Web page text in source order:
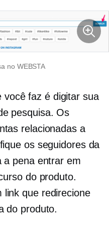
no WEBSTA
você faz é digitar sua
pesquisa. Os
relacionadas a
os seguidores da
a pena entrar em
do produto.
link que redirecione
do produto.